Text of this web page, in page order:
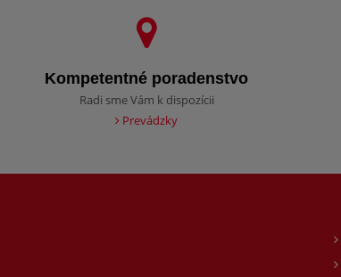
Kompetentné poradenstvo
Radi sme Vám k dispozícii
Prevádzky